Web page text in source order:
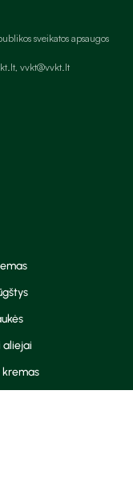
sveikatos apsaugos
vvkt@vvkt.lt
aliejai
kremas